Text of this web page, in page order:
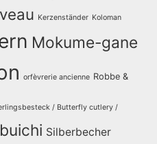
Kerzenständer Koloman
Mokume-gane
orfèvrerie ancienne Robbe &
/ Butterfly cutlery /
Silberbecher